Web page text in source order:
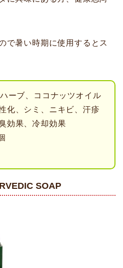
で暑い時期に使用するとス
ーブ、ココナッツオイル
化、シミ、ニキビ、汗疹
効果、冷却効果
SOAP